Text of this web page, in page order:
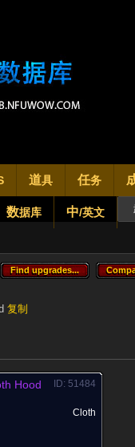
道具 任务
数据库 中/英文
Find upgrades...
Find upgrades...
复制
Hood
ID: 51484
Cloth